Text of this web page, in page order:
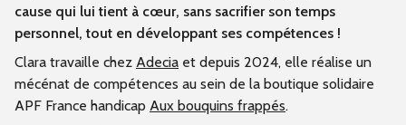
cause qui lui tient à cœur, sans sacrifier son temps
personnel, tout en développant ses compétences !
Clara travaille chez Adecia et depuis 2024, elle réalise un
mécénat de compétences au sein de la boutique solidaire
APF France handicap Aux bouquins frappés.